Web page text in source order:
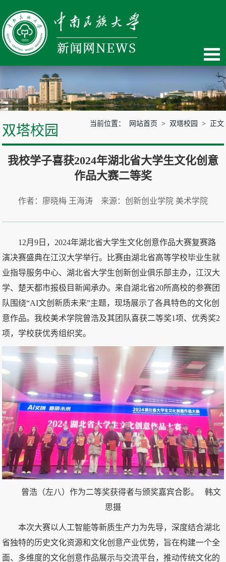
双塔校园 当前位置： 网站首页 > 双塔校园 > 正文
我校学子喜获2024年湖北省大学生文化创意
作品大赛二等奖
作者：廖晓梅 王海涛 来源：创新创业学院 美术学院
12月9日，2024年湖北省大学生文化创意作品大赛复赛路
演决赛盛典在江汉大学举行。比赛由湖北省高等学校毕业生就
业指导服务中心、湖北省大学生创新创业俱乐部主办，江汉大
学、楚天都市报极目新闻承办。来自湖北省20所高校的参赛团
队围绕“AI文创新质未来”主题，现场展示了各具特色的文化创
意作品。我校美术学院曾浩及其团队喜获二等奖1项、优秀奖2
项，学校获优秀组织奖。
曾浩（左八）作为二等奖获得者与颁奖嘉宾合影。 韩文
思摄
本次大赛以人工智能等新质生产力为先导，深度结合湖北
省独特的历史文化资源和文化创意产业优势，旨在构建一个全
面、多维度的文化创意作品展示与交流平台，推动传统文化的